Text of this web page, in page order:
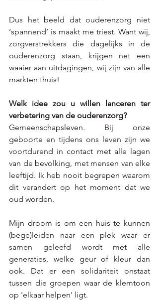
Dus het beeld dat ouderenzorg niet
‘spannend’ is maakt me triest. Want wij,
zorgverstrekkers die dagelijks in de
ouderenzorg staan, krijgen net een
waaier aan uitdagingen, wij zijn van alle
markten thuis!
Welk idee zou u willen lanceren ter
verbetering van de ouderenzorg?
Gemeenschapsleven. Bij onze
geboorte en tijdens ons leven zijn we
voortdurend in contact met alle lagen
van de bevolking, met mensen van elke
leeftijd. Ik heb nooit begrepen waarom
dit verandert op het moment dat we
oud worden.
Mijn droom is om een huis te kunnen
(bege)leiden naar een plek waar er
samen geleefd wordt met alle
generaties, welke geur of kleur dan
ook. Dat er een solidariteit onstaat
tussen die groepen waar de klemtoon
op 'elkaar helpen' ligt.